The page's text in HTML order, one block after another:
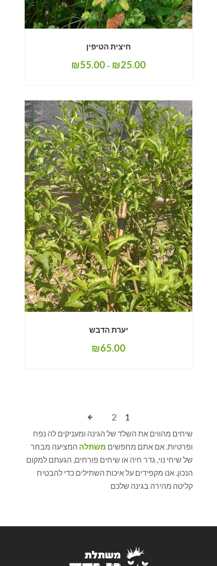
חיצית הטיפין
₪25.00
–
₪55.00
יערת הדבש
₪65.00
1
2
שיחים מהווים את השלד של הגינה ומעניקים לה נפח
ופרטיות. אם אתם מחפשים משתלה המציעה מבחר
של שיחי נוי, גדר חיה או שיחים פורחים, הגעתם למקום
הנכון. אנו מקפידים על איכות השתילים כדי להבטיח
קליטה מהירה בגינה שלכם